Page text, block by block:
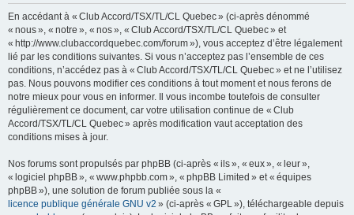
En accédant à « Club Accord/TSX/TL/CL Quebec » (ci-après dénommé
« nous », « notre », « nos », « Club Accord/TSX/TL/CL Quebec » et
« http://www.clubaccordquebec.com/forum »), vous acceptez d’être légalement
lié par les conditions suivantes. Si vous n’acceptez pas l’ensemble de ces
conditions, n’accédez pas à « Club Accord/TSX/TL/CL Quebec » et ne l’utilisez
pas. Nous pouvons modifier ces conditions à tout moment et nous ferons de
notre mieux pour vous en informer. Il vous incombe toutefois de consulter
régulièrement ce document, car votre utilisation continue de « Club
Accord/TSX/TL/CL Quebec » après modification vaut acceptation des
conditions mises à jour.
Nos forums sont propulsés par phpBB (ci-après « ils », « eux », « leur »,
« logiciel phpBB », « www.phpbb.com », « phpBB Limited » et « équipes
phpBB »), une solution de forum publiée sous la «
licence publique générale GNU v2 » (ci-après « GPL »), téléchargeable depuis